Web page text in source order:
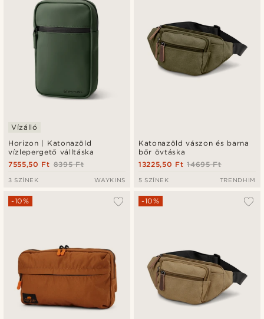
Horizon | Katonazöld
vízlepergető válltáska
Vízálló
8395 Ft
7555,50 Ft
3 SZÍNEK WAYKINS
Katonazöld vászon és barna
bőr övtáska
14695 Ft
13225,50 Ft
5 SZÍNEK TRENDHIM
-10% -10%